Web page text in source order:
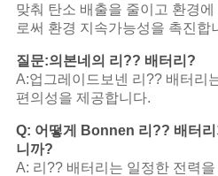
맞춰 탄소 배출을 줄이고 환경
로써 환경 지속가능성을 촉진합
질문:의 본네의 리?? 배터리?
A:업그레이드 보넨 리?? 배터리
편의성을 제공합니다.
Q: 어떻게 Bonnen 리?? 배터
니까?
A: 리?? 배터리는 일정한 전력을